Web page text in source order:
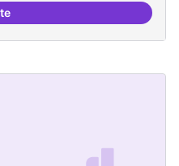
oberts i cuidats